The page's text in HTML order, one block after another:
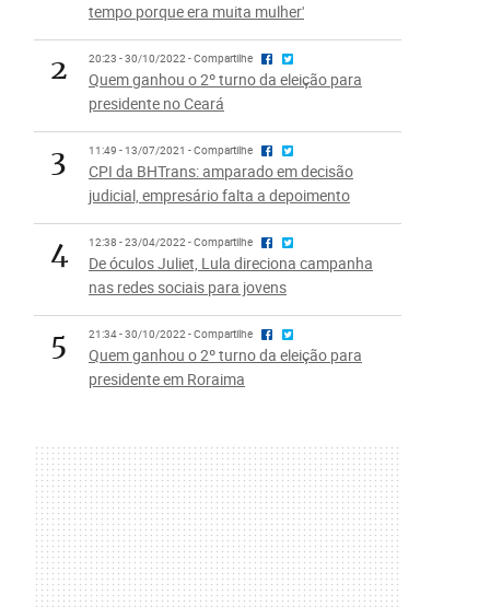
tempo porque era muita mulher'
2 20:23 - 30/10/2022 - Compartilhe
Quem ganhou o 2º turno da eleição para
presidente no Ceará
3 11:49 - 13/07/2021 - Compartilhe
CPI da BHTrans: amparado em decisão
judicial, empresário falta a depoimento
4 12:38 - 23/04/2022 - Compartilhe
De óculos Juliet, Lula direciona campanha
nas redes sociais para jovens
5 21:34 - 30/10/2022 - Compartilhe
Quem ganhou o 2º turno da eleição para
presidente em Roraima